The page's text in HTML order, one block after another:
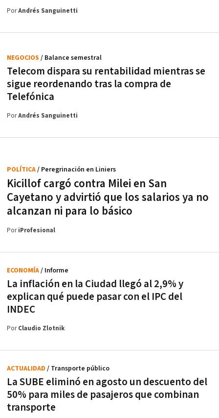
PorAndrés Sanguinetti
Telecom dispara su rentabilidad mientras se
sigue reordenando tras la compra de
Telefónica
NEGOCIOS / Balance semestral
PorAndrés Sanguinetti
Kicillof cargó contra Milei en San
Cayetano y advirtió que los salarios ya no
alcanzan ni para lo básico
POLÍTICA/ Peregrinación en Liniers
PoriProfesional
La inflación en la Ciudad llegó al 2,9% y
explican qué puede pasar con el IPC del
INDEC
ECONOMÍA/ Informe
PorClaudio Zlotnik
La SUBE eliminó en agosto un descuento del
50% para miles de pasajeros que combinan
transporte
ACTUALIDAD / Transporte público